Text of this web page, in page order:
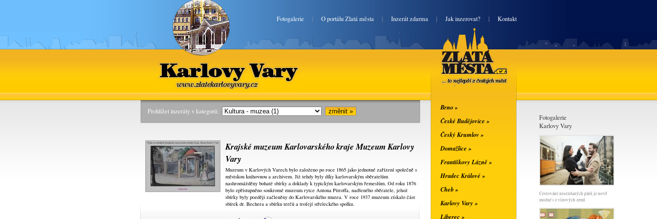
Fotogalerie | O portálu Zlatá města | Inzerát zdarma | Jak inzerovat? | Kontakt
Karlovy Vary
www.zlatekarlovyvary.cz
Prohlížet inzeráty v kategorii:
Krajské muzeum Karlovarského kraje Muzeum Karlovy
Vary
Muzeum v Karlových Varech bylo založeno po roce 1865 jako jednotné zařízení společně s
městskou knihovnou a archivem. Již tehdy byly díky karlovarským sběratelům
nashromážděny bohaté sbírky a doklady k typickým karlovarským řemeslům. Od roku 1876
bylo zpřístupněno soukromé muzeum rytce Antona Pitroffa, nadšeného sběratele, jehož
sbírky byly později začleněny do Karlovarského muzea. V roce 1937 muzeum získalo část
sbírek dr. Bechera a sbírku terčů a trofejí střeleckého spolku.
Fotogalerie
Karlovy Vary
Cestování nesezdaných párů je nově
možné i z vízových zemí
Zlatá města
... to nejlepší z
českých měst
Brno »
České Budějovice »
Český Krumlov »
Domažlice »
Františkovy Lázně »
Hradec Králové »
Cheb »
Karlovy Vary »
Liberec »